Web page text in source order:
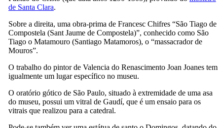
de Santa Clara.
Sobre a direita, uma obra-prima de Francesc Chifres “São Tiago de
Compostela (Sant Jaume de Compostela)”, conhecido como São
Tiago o Matamouro (Santiago Matamoros), o “massacrador de
Mouros”.
O trabalho do pintor de Valencia do Renascimento Joan Joanes tem
igualmente um lugar específico no museu.
O oratório gótico de São Paulo, situado à extremidade de uma asa
do museu, possui um vitral de Gaudí, que é um ensaio para os
vitrais que realizou para a catedral.